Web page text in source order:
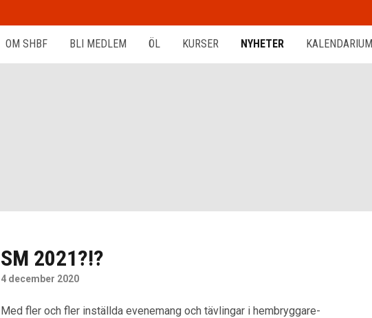
OM SHBF BLI MEDLEM ÖL KURSER NYHETER KALENDARIUM
SM 2021?!?
4 december 2020
Med fler och fler inställda evenemang och tävlingar i hembryggare-